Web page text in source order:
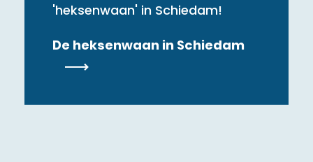
'heksenwaan' in Schiedam!
De heksenwaan in Schiedam